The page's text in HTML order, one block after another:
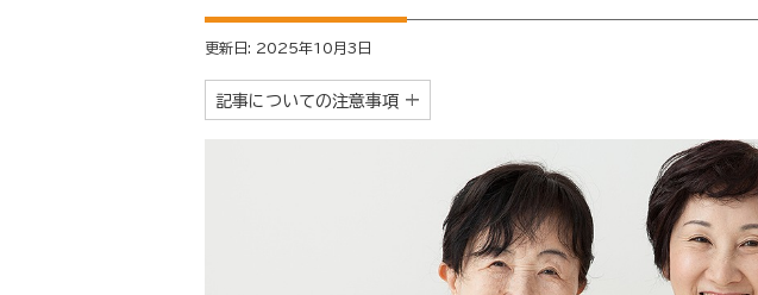
更新日: 2025年10月3日
記事についての注意事項